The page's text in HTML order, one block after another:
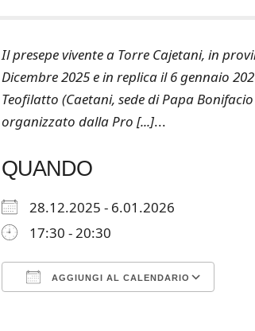
Il presepe vivente a Torre Cajetani, in
Dicembre 2025 e in replica il 6 gennaio
Teofilatto (Caetani, sede di Papa
organizzato dalla Pro [...]...
QUANDO
28.12.2025 - 6.01.2026
17:30 - 20:30
AGGIUNGI AL CALENDARIO